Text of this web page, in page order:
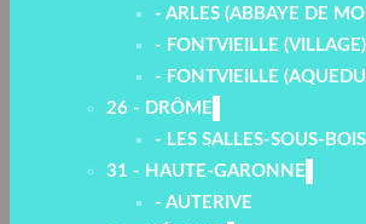
- ARLES (ABBAYE DE
- FONTVIEILLE (VILLAGE)
- FONTVIEILLE
26 - DRÔME
- LES SALLES-SOUS-BOIS
31 - HAUTE-GARONNE
- AUTERIVE